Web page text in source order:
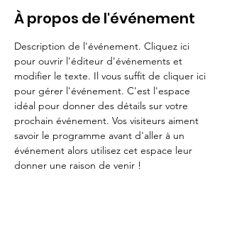
À propos de l'événement
Description de l'événement. Cliquez ici
pour ouvrir l'éditeur d'événements et
modifier le texte. Il vous suffit de cliquer ici
pour gérer l'événement. C'est l'espace
idéal pour donner des détails sur votre
prochain événement. Vos visiteurs aiment
savoir le programme avant d'aller à un
événement alors utilisez cet espace leur
donner une raison de venir !